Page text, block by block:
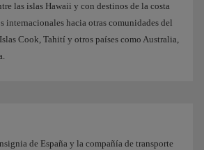
las islas Hawaii y con destinos de la costa
internacionales hacia otras comunidades del
Cook, Tahití y otros países como Australia,
de España y la compañía de transporte